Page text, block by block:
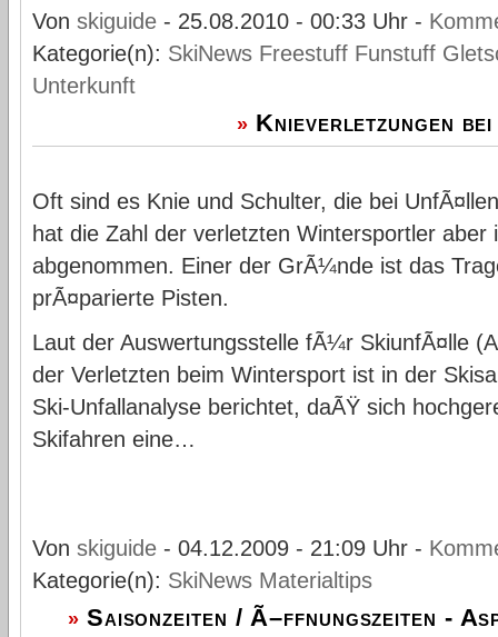
Von skiguide- 25.08.2010 - 00:33 Uhr -
Kategorie(n): SkiNews Freestuff Funstuff
Unterkunft
» Knieverletzungen
Oft sind es Knie und Schulter, die bei
hat die Zahl der verletzten Wintersportler aber
abgenommen. Einer der GrÃ¼nde ist das
prÃ¤parierte Pisten.
Laut der Auswertungsstelle fÃ¼r SkiunfÃ¤lle
der Verletzten beim Wintersport ist in der
Ski-Unfallanalyse berichtet, daÃŸ sich
Skifahren eine…
Von skiguide- 04.12.2009 - 21:09 Uhr -
Kategorie(n): SkiNews Materialtips
» Saisonzeiten / Ã–ffnungszeiten -